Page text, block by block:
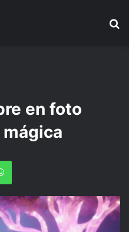
en foto
WhatsApp